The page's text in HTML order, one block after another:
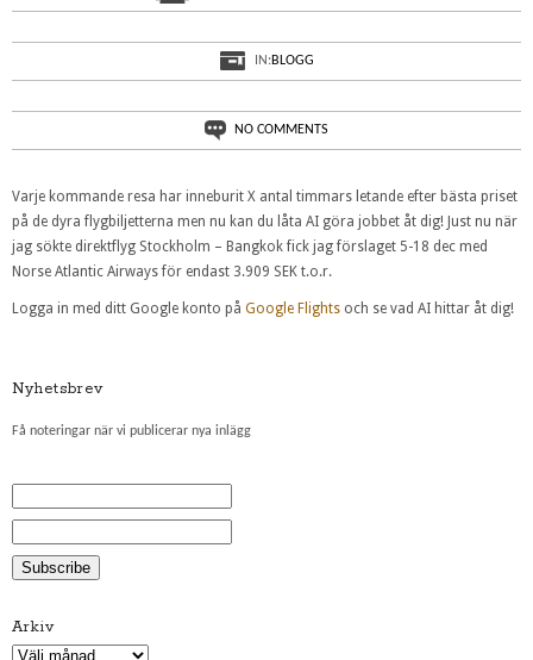
IN:BLOGG
NO COMMENTS
Varje kommande resa har inneburit X antal timmars letande efter bästa priset
på de dyra flygbiljetterna men nu kan du låta AI göra jobbet åt dig! Just nu när
jag sökte direktflyg Stockholm – Bangkok fick jag förslaget 5-18 dec med
Norse Atlantic Airways för endast 3.909 SEK t.o.r.
Logga in med ditt Google konto på Google Flights och se vad AI hittar åt dig!
Nyhetsbrev
Få noteringar när vi publicerar nya inlägg
Arkiv
Arkiv